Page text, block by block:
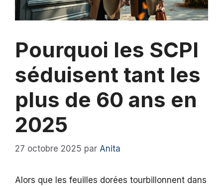
Pourquoi les SCPI
séduisent tant les
plus de 60 ans en
2025
27 octobre 2025 par Anita
Alors que les feuilles dorées tourbillonnent dans